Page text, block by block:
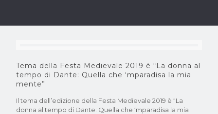
Tema della Festa Medievale 2019 è “La donna al
tempo di Dante: Quella che ‘mparadisa la mia
mente”
Il tema dell’edizione della Festa Medievale 2019 è “La
donna al tempo di Dante: Quella che ‘mparadisa la mia